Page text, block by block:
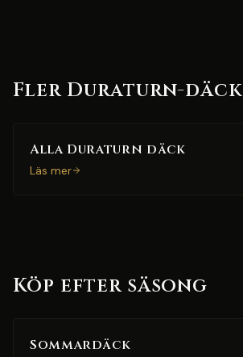
Fler Duraturn-däck
Alla Duraturn däck
Läs mer
Köp efter säsong
Sommardäck